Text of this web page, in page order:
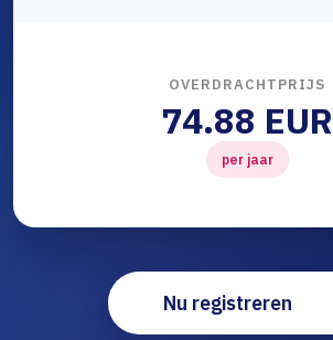
OVERDRACHTPRIJS
74.88 EUR
per jaar
Nu registreren